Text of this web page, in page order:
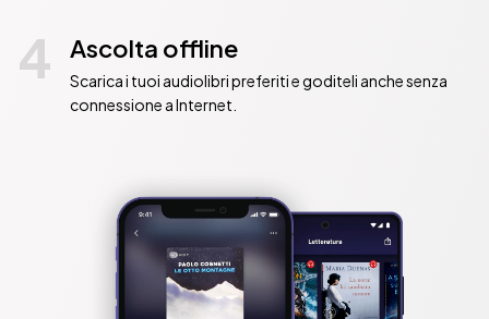
4 Ascolta offline
Scarica i tuoi audiolibri preferiti e goditeli anche senza
connessione a Internet.